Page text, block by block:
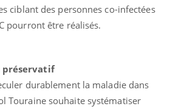
ciblant des personnes co-infectées
pourront être réalisés.
préservatif
durablement la maladie dans
Touraine souhaite systématiser